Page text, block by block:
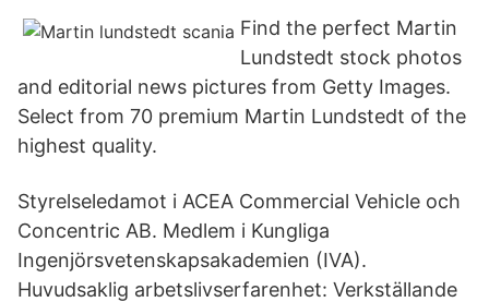
Find the perfect Martin
Lundstedt stock photos
and editorial news pictures from Getty Images.
Select from 70 premium Martin Lundstedt of the
highest quality.
Styrelseledamot i ACEA Commercial Vehicle och
Concentric AB. Medlem i Kungliga
Ingenjörsvetenskapsakademien (IVA).
Huvudsaklig arbetslivserfarenhet: Verkställande